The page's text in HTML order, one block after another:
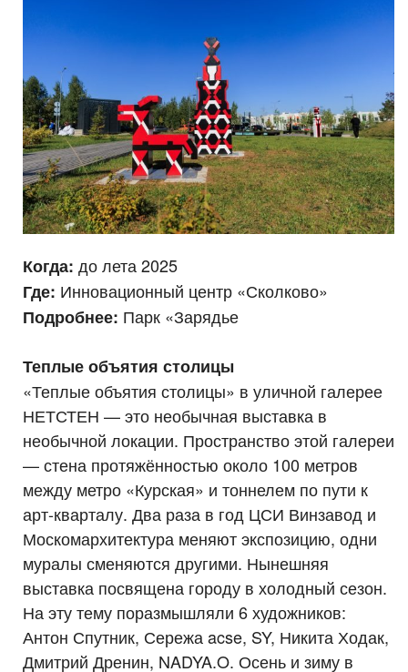
Когда: до лета 2025
Где: Инновационный центр «Сколково»
Подробнее: Парк «Зарядье
Теплые объятия столицы
«Теплые объятия столицы» в уличной галерее
НЕТСТЕН — это необычная выставка в
необычной локации. Пространство этой галереи
— стена протяжённостью около 100 метров
между метро «Курская» и тоннелем по пути к
арт-кварталу. Два раза в год ЦСИ Винзавод и
Москомархитектура меняют экспозицию, одни
муралы сменяются другими. Нынешняя
выставка посвящена городу в холодный сезон.
На эту тему поразмышляли 6 художников:
Антон Спутник, Сережа acse, SY, Никита Ходак,
Дмитрий Дренин, NADYA.O. Осень и зиму в